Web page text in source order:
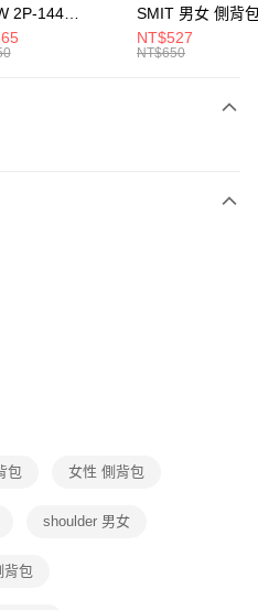
款。
」後，將跳轉至「AFTEE先享後付」
知簡訊。
此簡訊中的連結，可透過四大超商／
，方視為交易完成。
」之結帳頁面顯示為準，若有關於
相關疑問，請聯繫「AFTEE先享後付
support/home
之「AFTEE先享後付」服務完成之交
)免運費
)免運費
)免運費
2P-144
男女 短統襪
SMIT 男女 側背
BA5871010
NT$527
NT$650
包 女性 側背包
shoulder 男女
背包